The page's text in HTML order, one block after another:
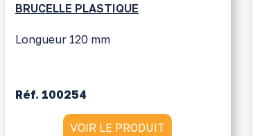
BRUCELLE PLASTIQUE
Longueur 120 mm
Réf. 100254
VOIR LE PRODUIT